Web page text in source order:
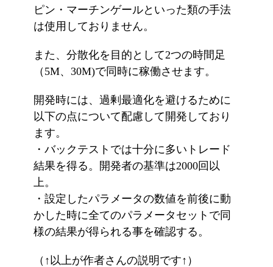
ピン・マーチンゲールといった類の手法
は使用しておりません。
また、分散化を目的として2つの時間足
（5M、30M)で同時に稼働させます。
開発時には、過剰最適化を避けるために
以下の点について配慮して開発しており
ます。
・バックテストでは十分に多いトレード
結果を得る。開発者の基準は2000回以
上。
・設定したパラメータの数値を前後に動
かした時に全てのパラメータセットで同
様の結果が得られる事を確認する。
（↑以上が作者さんの説明です↑）